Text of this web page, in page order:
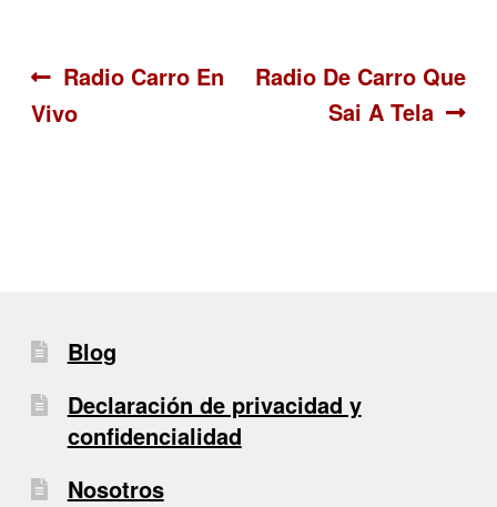
Navegación
de
Anterior:
Radio Carro En
Vivo
Siguiente:
Radio De Carro Que
Sai A Tela
Blog
Declaración de privacidad y
confidencialidad
Nosotros